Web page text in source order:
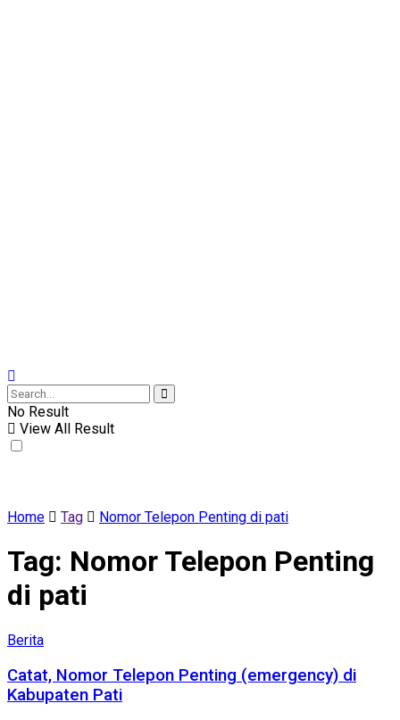
No Result
View All Result
Home Tag Nomor Telepon Penting di pati
Tag: Nomor Telepon Penting
di pati
Berita
Catat, Nomor Telepon Penting (emergency) di
Kabupaten Pati